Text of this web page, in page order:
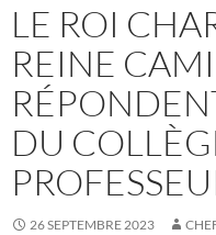
LE ROI
REINE
DU
26 SEPTEMBRE 2023